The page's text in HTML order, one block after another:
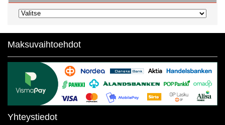
Maksuvaihtoehdot
Yhteystiedot